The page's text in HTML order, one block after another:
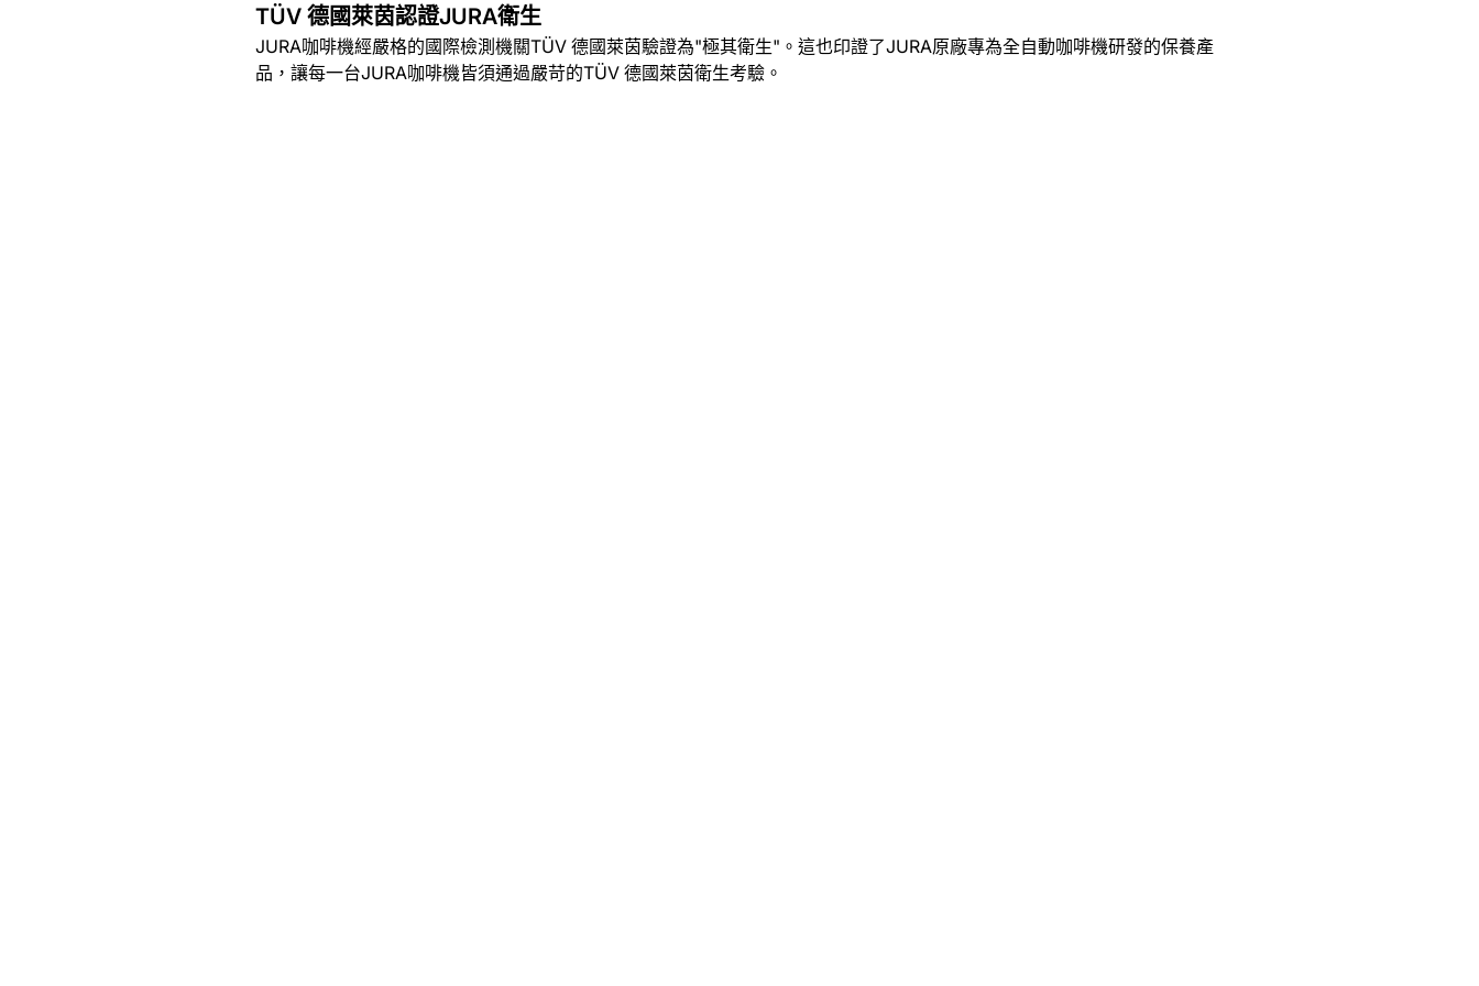
TÜV 德國萊茵認證JURA衛生
JURA咖啡機經嚴格的國際檢測機關TÜV 德國萊茵驗證為"極其衛生"。這也印證了JURA原廠專為全自動咖啡機研發的保養產
品，讓每一台JURA咖啡機皆須通過嚴苛的TÜV 德國萊茵衛生考驗。